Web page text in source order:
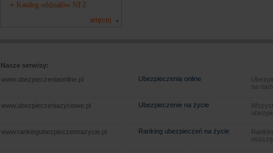
Katalog oddziałów NFZ
więcej
Nasze serwisy:
www.ubezpieczeniaonline.pl
Ubezpieczenia online
na
www.ubezpieczeniazyciowe.pl Ubezpieczenie na życie
www.rankingubezpieczennazycie.pl Ranking ubezpieczeń na życie